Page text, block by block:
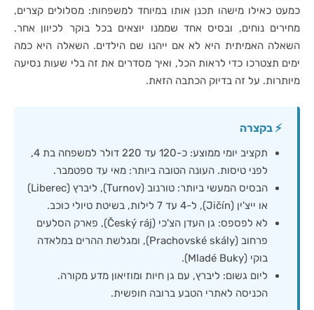
כמעט כאילו מישהו תכנן אותו במיוחד למשפחות: מסלולים קצרים,
מחירים נוחים, ובסיס אחד שממנו יוצאים בכל בוקר לכיוון אחר.
השאלה האמיתית היא לא אם ייהנו שם הילדים. השאלה היא כמה
ימים תצטרכו כדי לראות הכל, ואיך מסדרים את זה בלי שעות נסיעה
מיותרות. על זה בדיוק הכתבה הזאת.
⚡ בקצרה
תקציב יומי ממוצע: כ-120 עד 220 דולר למשפחה בת 4,
לפני טיסות. העונה הטובה ביותר: מאי עד ספטמבר.
הבסיס המעשי ביותר: טורנוב (Turnov), ליברץ (Liberec)
או ייצ'ין (Jičín), ל-4 עד 7 לילות, בשיטת טיולי כוכב.
לא לפספס: גן העדן הצ'כי (Český ráj), פארק הסלעים
פרחוב (Prachovské skály), ומגלשת ההרים במלאדה
בוקי (Mladé Buky).
ליום גשום: ליברץ, עם גן חיות ומוזיאון מדע מקורה.
הכניסה לאתרי הטבע ברובה חופשית.